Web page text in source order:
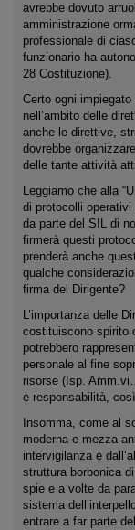
avrebbe dovuto
amministrazione
professionale di
funzionario ha
28 Costituzione).
Certo ogni impiegato
nell’ambito delle
anche le direttive,
dovrebbe
delle tante attività
Leggiamo che alla
di protocolli operativi
da parte del SIL di
firmerà questi
prenderà anche
qualche
firma del Dirigente?
L’importanza delle
costituiscono spirito
potrebbero
personale al fine
risorse (Isp.
e responsabilità,
Insomma, come al
moderna e mezza
intervigilanza e
struttura borbonica
spie e a volte da
sistema
entrare a far parte